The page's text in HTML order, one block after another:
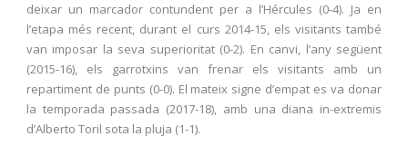
deixar un marcador contundent per a l’Hércules (0-4). Ja en
l’etapa més recent, durant el curs 2014-15, els visitants també
van imposar la seva superioritat (0-2). En canvi, l’any següent
(2015-16), els garrotxins van frenar els visitants amb un
repartiment de punts (0-0). El mateix signe d’empat es va donar
la temporada passada (2017-18), amb una diana in-extremis
d’Alberto Toril sota la pluja (1-1).